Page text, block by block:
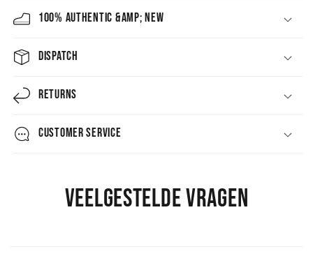
100% AUTHENTIC &amp; NEW
DISPATCH
RETURNS
CUSTOMER SERVICE
Veelgestelde vragen